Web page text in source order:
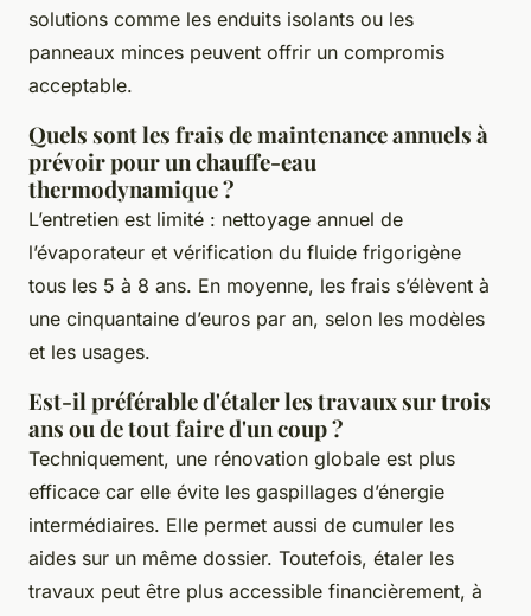
solutions comme les enduits isolants ou les
panneaux minces peuvent offrir un compromis
acceptable.
Quels sont les frais de maintenance annuels à
prévoir pour un chauffe-eau
thermodynamique ?
L’entretien est limité : nettoyage annuel de
l’évaporateur et vérification du fluide frigorigène
tous les 5 à 8 ans. En moyenne, les frais s’élèvent à
une cinquantaine d’euros par an, selon les modèles
et les usages.
Est-il préférable d'étaler les travaux sur trois
ans ou de tout faire d'un coup ?
Techniquement, une rénovation globale est plus
efficace car elle évite les gaspillages d’énergie
intermédiaires. Elle permet aussi de cumuler les
aides sur un même dossier. Toutefois, étaler les
travaux peut être plus accessible financièrement, à